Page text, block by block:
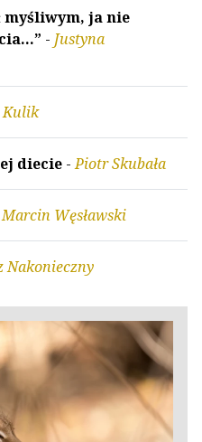
myśliwym, ja nie
- Justyna
Kulik
diecie -Piotr Skubała
Marcin Węsławski
Nakonieczny